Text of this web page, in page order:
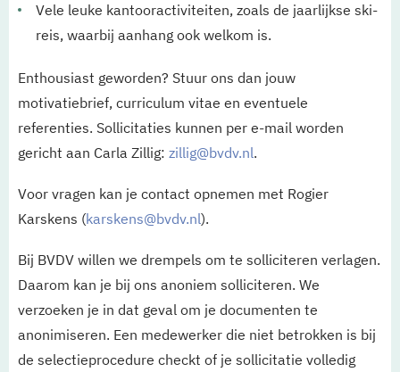
Vele leuke kantooractiviteiten, zoals de jaarlijkse ski-
reis, waarbij aanhang ook welkom is.
Enthousiast geworden? Stuur ons dan jouw
motivatiebrief, curriculum vitae en eventuele
referenties. Sollicitaties kunnen per e-mail worden
gericht aan Carla Zillig: zillig@bvdv.nl.
Voor vragen kan je contact opnemen met Rogier
Karskens (karskens@bvdv.nl).
Bij BVDV willen we drempels om te solliciteren verlagen.
Daarom kan je bij ons anoniem solliciteren. We
verzoeken je in dat geval om je documenten te
anonimiseren. Een medewerker die niet betrokken is bij
de selectieprocedure checkt of je sollicitatie volledig